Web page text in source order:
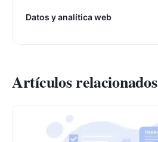
Datos y analítica web
Artículos relacionados